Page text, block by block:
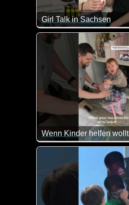
Girl Talk in Sachsen
Da muss man schon
Wenn Kinder helfen